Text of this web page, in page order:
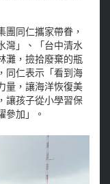
團同仁攜家帶眷，
灣」、「台中清水
灘，撿拾廢棄的瓶
同仁表示「看到海
量，讓海洋恢復美
讓孩子從小學習保
參加」。